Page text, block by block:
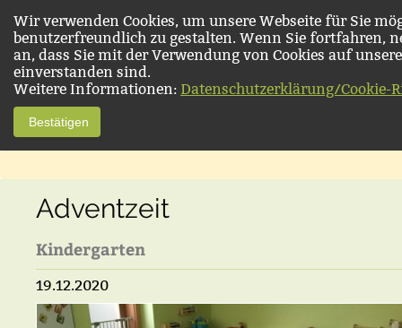
Wir verwenden Cookies, um unsere Webseite für Sie
benutzerfreundlich zu gestalten. Wenn Sie fortfahren,
an, dass Sie mit der Verwendung von Cookies auf
einverstanden sind.
Weitere Informationen: Datenschutzerklärung/Cookie-
Bestätigen
Adventzeit
Kindergarten
19.12.2020